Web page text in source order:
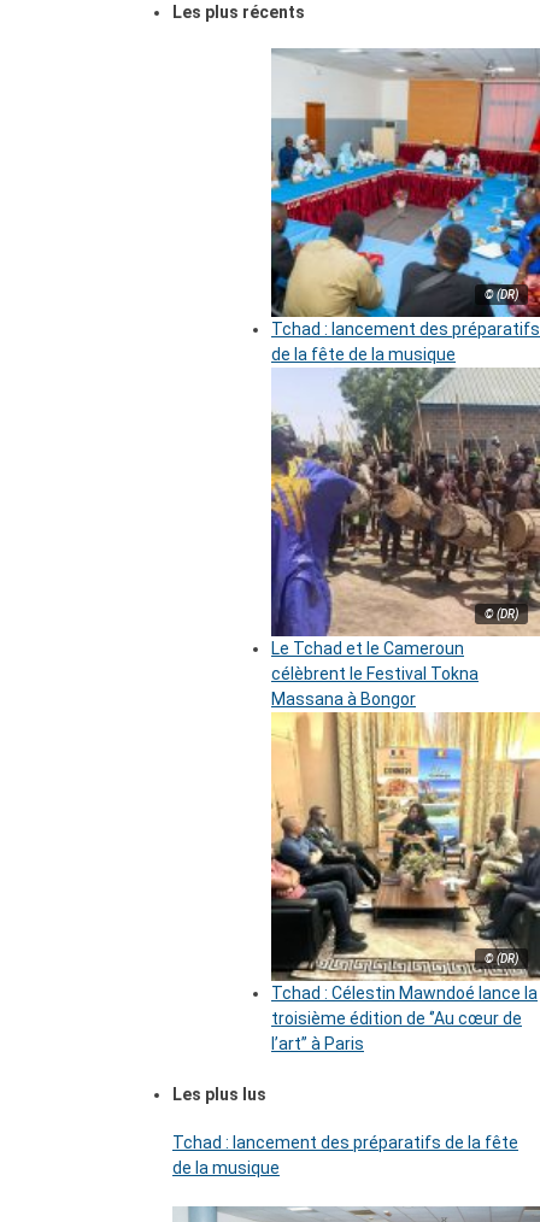
Les plus récents
© (DR)
Tchad : lancement des préparatifs
de la fête de la musique
© (DR)
Le Tchad et le Cameroun
célèbrent le Festival Tokna
Massana à Bongor
© (DR)
Tchad : Célestin Mawndoé lance la
troisième édition de ‘’Au cœur de
l’art’’ à Paris
Les plus lus
Tchad : lancement des préparatifs de la fête
de la musique